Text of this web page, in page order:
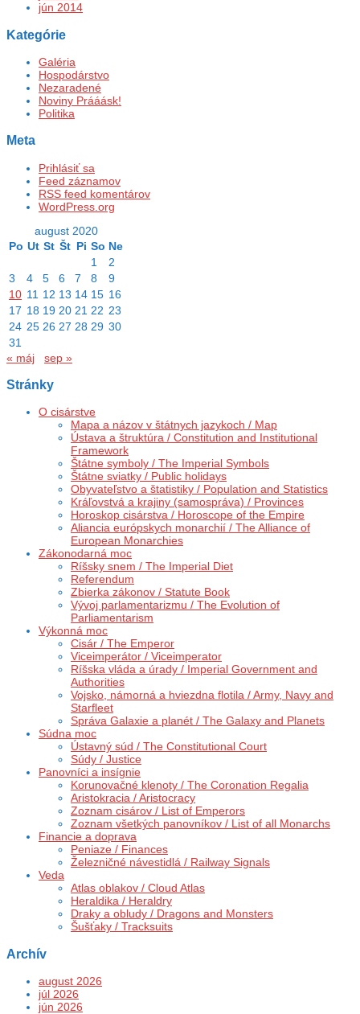
jún 2014
Kategórie
Galéria
Hospodárstvo
Nezaradené
Noviny Prááásk!
Politika
Meta
Prihlásiť sa
Feed záznamov
RSS feed komentárov
WordPress.org
august 2020
Po Ut St Št Pi So Ne
1
2
3
4 5 6 7 8
9
10 11 12 13 14 15 16
17 18 19 20 21 22 23
24 25 26 27 28 29 30
31
« máj
sep »
Stránky
O cisárstve
Mapa a názov v štátnych jazykoch / Map
Ústava a štruktúra / Constitution and Institutional
Framework
Štátne symboly / The Imperial Symbols
Štátne sviatky / Public holidays
Obyvateľstvo a štatistiky / Population and Statistics
Kráľovstvá a krajiny (samospráva) / Provinces
Horoskop cisárstva / Horoscope of the Empire
Aliancia európskych monarchií / The Alliance of
European Monarchies
Zákonodarná moc
Ríšsky snem / The Imperial Diet
Referendum
Zbierka zákonov / Statute Book
Vývoj parlamentarizmu / The Evolution of
Parliamentarism
Výkonná moc
Cisár / The Emperor
Viceimperátor / Viceimperator
Ríšska vláda a úrady / Imperial Government and
Authorities
Vojsko, námorná a hviezdna flotila / Army, Navy and
Starfleet
Správa Galaxie a planét / The Galaxy and Planets
Súdna moc
Ústavný súd / The Constitutional Court
Súdy / Justice
Panovníci a insígnie
Korunovačné klenoty / The Coronation Regalia
Aristokracia / Aristocracy
Zoznam cisárov / List of Emperors
Zoznam všetkých panovníkov / List of all Monarchs
Financie a doprava
Peniaze / Finances
Železničné návestidlá / Railway Signals
Veda
Atlas oblakov / Cloud Atlas
Heraldika / Heraldry
Draky a obludy / Dragons and Monsters
Šušťaky / Tracksuits
Archív
august 2026
júl 2026
jún 2026